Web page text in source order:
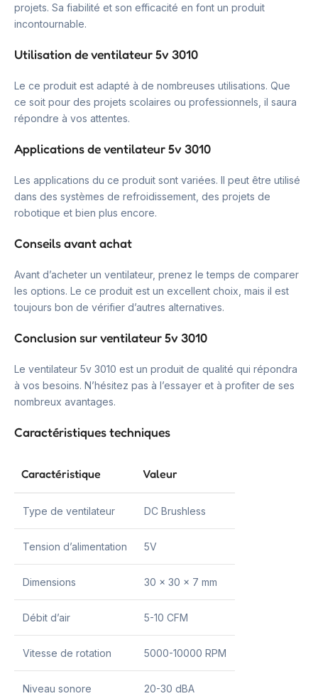
projets. Sa fiabilité et son efficacité en font un produit
incontournable.
Utilisation de ventilateur 5v 3010
Le ce produit est adapté à de nombreuses utilisations. Que
ce soit pour des projets scolaires ou professionnels, il saura
répondre à vos attentes.
Applications de ventilateur 5v 3010
Les applications du ce produit sont variées. Il peut être utilisé
dans des systèmes de refroidissement, des projets de
robotique et bien plus encore.
Conseils avant achat
Avant d’acheter un ventilateur, prenez le temps de comparer
les options. Le ce produit est un excellent choix, mais il est
toujours bon de vérifier d’autres alternatives.
Conclusion sur ventilateur 5v 3010
Le ventilateur 5v 3010 est un produit de qualité qui répondra
à vos besoins. N’hésitez pas à l’essayer et à profiter de ses
nombreux avantages.
Caractéristiques techniques
Caractéristique Valeur
Type de ventilateur DC Brushless
Tension d’alimentation 5V
Dimensions 30 x 30 x 7 mm
Débit d’air 5-10 CFM
Vitesse de rotation 5000-10000 RPM
Niveau sonore 20-30 dBA